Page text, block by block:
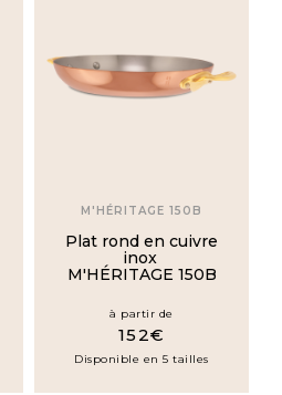
M'HÉRITAGE 150B
Plat rond en cuivre
inox
M'HÉRITAGE 150B
à partir de
152€
Disponible en 5 tailles